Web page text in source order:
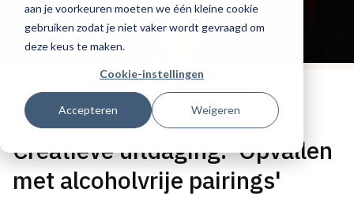
aan je voorkeuren moeten we één kleine cookie
gebruiken zodat je niet vaker wordt gevraagd om
deze keus te maken.
Cookie-instellingen
Accepteren Weigeren
Tags:alcoholvrij
Gepubliceerd op: 21 juli 2022
Creatieve uitdaging: 'Opvallen
met alcoholvrije pairings'